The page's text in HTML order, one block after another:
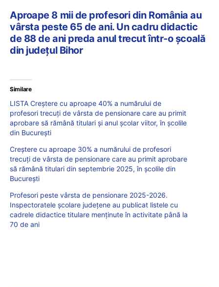
Aproape 8 mii de profesori din România au
vârsta peste 65 de ani. Un cadru didactic
de 88 de ani preda anul trecut într-o școală
din județul Bihor
Similare
LISTA Creștere cu aproape 40% a numărului de
profesori trecuți de vârsta de pensionare care au primit
aprobare să rămână titulari și anul școlar viitor, în școlile
din București
Creștere cu aproape 30% a numărului de profesori
trecuți de vârsta de pensionare care au primit aprobare
să rămână titulari din septembrie 2025, în școlile din
București
Profesori peste vârsta de pensionare 2025-2026.
Inspectoratele școlare județene au publicat listele cu
cadrele didactice titulare menținute în activitate până la
70 de ani